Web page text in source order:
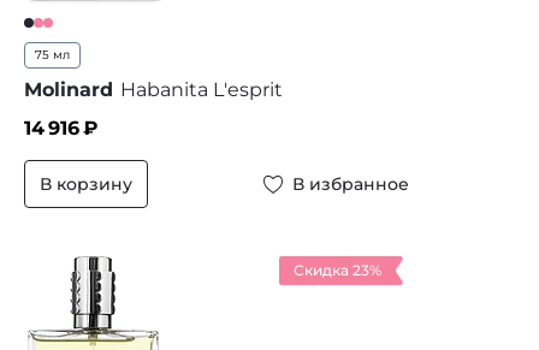
75 мл
Molinard Habanita L'esprit
14 916₽
В корзину В избранное
Скидка 23%